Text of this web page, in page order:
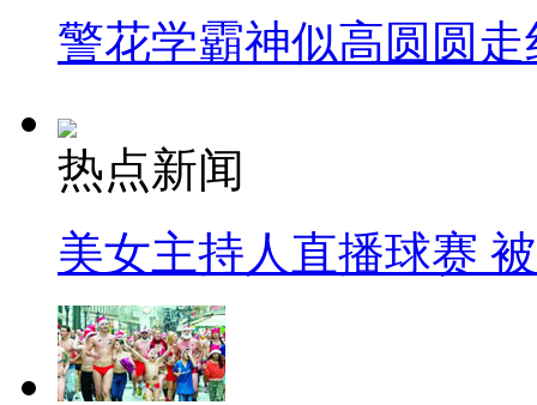
警花学霸神似高圆圆走
热点新闻
美女主持人直播球赛